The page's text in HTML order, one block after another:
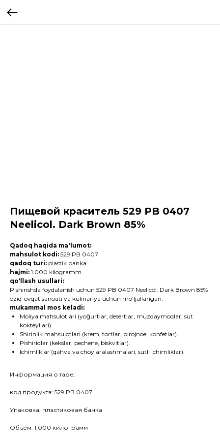
Пищевой краситель 529 PB 0407
Neelicol. Dark Brown 85%
Qadoq haqida ma'lumot:
mahsulot kodi: 529 PB 0407
qadoq turi: plastik banka
hajmi: 1.000 kilogramm
qo‘llash usullari:
Pishirishda foydalanish uchun 529 PB 0407 Neelicol. Dark Brown 85%
oziq-ovqat sanoati va kulinariya uchun mo‘ljallangan.
mukammal mos keladi:
Moliya mahsulotlari (yoğurtlar, desertlar, muzqaymoqlar, sut
kokteyllari).
Shirinlik mahsulotlari (krem, tortlar, pirojnoe, konfetlar).
Pishiriqlar (kekslar, pechene, biskvitlar).
Ichimliklar (qahva va choy aralashmalari, sutli ichimliklar).
Информация о таре:
код продукта: 529 PB 0407
Упаковка: пластиковая банка
Объем: 1.000 килограмм